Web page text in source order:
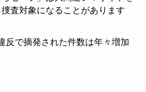
査対象になることがあります
反で摘発された件数は年々増加